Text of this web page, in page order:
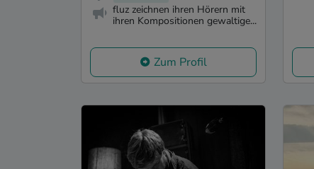
fluz zeichnen ihren Hörern mit
ihren Kompositionen gewaltige...
Zum Profil